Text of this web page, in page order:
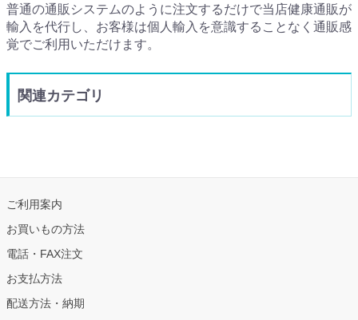
普通の通販システムのように注文するだけで当店健康通販が
輸入を代行し、お客様は個人輸入を意識することなく通販感
覚でご利用いただけます。
関連カテゴリ
ご利用案内
お買いもの方法
電話・FAX注文
お支払方法
配送方法・納期